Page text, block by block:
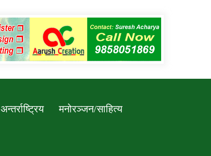
अन्तर्राष्ट्रिय मनोरञ्जन/साहित्य